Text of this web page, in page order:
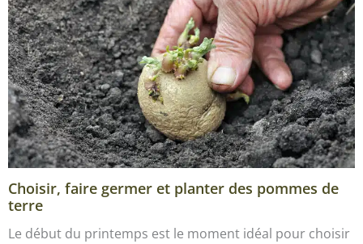
Choisir, faire germer et planter des pommes de
terre
Le début du printemps est le moment idéal pour choisir